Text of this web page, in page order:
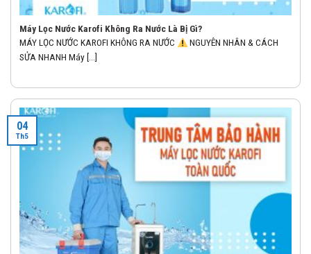
Máy Lọc Nước Karofi Không Ra Nước Là Bị Gì?
MÁY LỌC NƯỚC KAROFI KHÔNG RA NƯỚC
NGUYÊN NHÂN & CÁCH
SỬA NHANH Máy [...]
04
Th5